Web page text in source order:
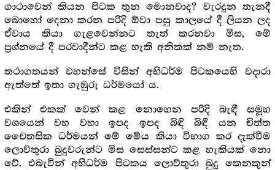
ගාථාවෙන් කියන පිටක තුන මොනවාද? වැරදුන තැනදී
බොහෝ දෙනා කරන පරිදි ඕවා පසු කාලයේ දී ලියන ලද
ඒවාය කියා ගැළවෙන්නට තැත් කරනවා මිස, මේ
ප්‍ර‍ශ්නයේ දී පරවාදීන්ට කළ හැකි අනිකක් නම් නැත.
තථාගතයන් වහන්සේ විසින් අභිධර්ම පිටකයෙහි වදාරා
ඇත්තේ ඉතා ගැඹුරු ධර්මයෝ ය.
එකින් එකක් වෙන් කළ නොහෙන පරිදි බැඳී සමූහ
වශයෙන් වහ වහා ඉපද ඉපද බිඳි බිඳී යන චිත්ත
චෛතසික ධර්මයන් මේ මේය කියා විභාග කර දැක්වීම
ලොව්තුරා බුදුවරුන්ට මිස සෙස්සන්ට කළ හැකියක් නො
වේ. එබැවින් අභිධර්ම පිටකය ලොව්තුරා බුදු කෙනකුන්